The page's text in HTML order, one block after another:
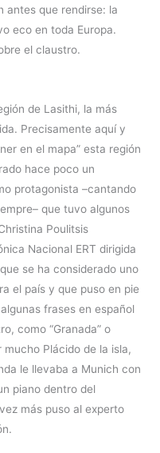
antes que rendirse: la
eco en toda Europa.
el claustro.
de Lasithi, la más
Precisamente aquí y
en el mapa” esta región
hace poco un
protagonista –cantando
que tuvo algunos
Poulitsis
Nacional ERT dirigida
se ha considerado uno
el país y que puso en pie
frases en español
como “Granada” o
mucho Plácido de la isla,
le llevaba a Munich con
piano dentro del
más puso al experto